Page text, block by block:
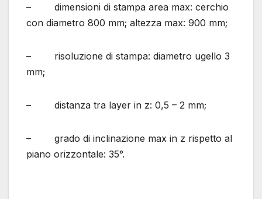
– dimensioni di stampa area max: cerchio
con diametro 800 mm; altezza max: 900 mm;
– risoluzione di stampa: diametro ugello 3
mm;
– distanza tra layer in z: 0,5 – 2 mm;
– grado di inclinazione max in z rispetto al
piano orizzontale: 35°.